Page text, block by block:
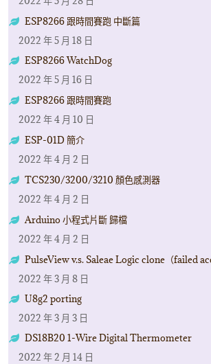
ESP8266 跟時間賽跑 中斷篇
2022 年 5 月 18 日
ESP8266 WatchDog
2022 年 5 月 16 日
ESP8266 跟時間賽跑
2022 年 4 月 10 日
ESP-01D 簡介
2022 年 4 月 2 日
TCS230/3200/3210 顏色感測器
2022 年 4 月 2 日
Arduino 小程式片斷 歸檔
2022 年 4 月 2 日
PulseView v.s. Saleae Logic clone（failed
2022 年 3 月 8 日
U8g2 porting
2022 年 3 月 3 日
DS18B20 1-Wire Digital Thermometer
2022 年 2 月 14 日